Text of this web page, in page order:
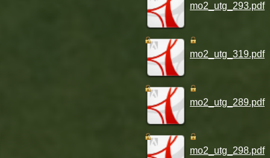
mo2_utg_293.pdf
mo2_utg_319.pdf
mo2_utg_289.pdf
mo2_utg_298.pdf